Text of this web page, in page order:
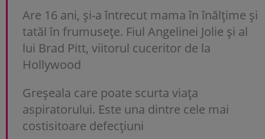
Are 16 ani, și-a întrecut mama în înălțime și
tatăl în frumusețe. Fiul Angelinei Jolie și al
lui Brad Pitt, viitorul cuceritor de la
Hollywood
Greșeala care poate scurta viața
aspiratorului. Este una dintre cele mai
costisitoare defecțiuni